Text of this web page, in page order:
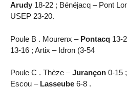
Arudy 18-22 ; Bénéjacq – Pont
USEP 23-20.
Poule B . Mourenx – Pontacq 13-
13-16 ; Artix – Idron (3-54
Poule C . Thèze –Jurançon 0-15
Escou – Lasseube 6-8 .